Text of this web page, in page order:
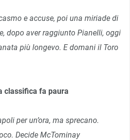
e accuse, poi una miriade di
dopo aver raggiunto Pianelli, oggi
più longevo. E domani il Toro
classifica fa paura
per un’ora, ma sprecano.
Decide McTominay